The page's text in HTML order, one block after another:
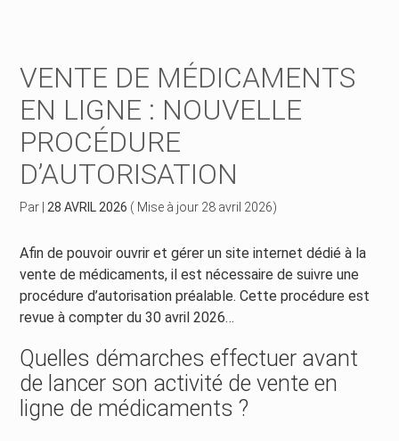
Développer votre entreprise
Construire votre patrimoine
Gérer vos ressources humaines
Dématérialiser vos documents
VENTE DE MÉDICAMENTS
EN LIGNE : NOUVELLE
PROCÉDURE
D’AUTORISATION
Par 28 AVRIL 2026 ( Mise à jour 28 avril 2026)
Afin de pouvoir ouvrir et gérer un site internet dédié à la
vente de médicaments, il est nécessaire de suivre une
procédure d’autorisation préalable. Cette procédure est
revue à compter du 30 avril 2026…
Quelles démarches effectuer avant
de lancer son activité de vente en
ligne de médicaments ?